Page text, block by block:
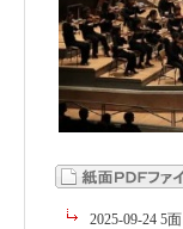
2025-09-24 5面